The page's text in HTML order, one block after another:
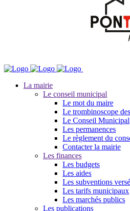
La mairie
Le conseil municipal
Le mot du maire
Le trombinoscope
Le Conseil Municipal
Les permanences
Le règlement du
Contacter la mairie
Les finances
Les budgets
Les aides
Les subventions
Les tarifs municipaux
Les marchés publics
Les publications